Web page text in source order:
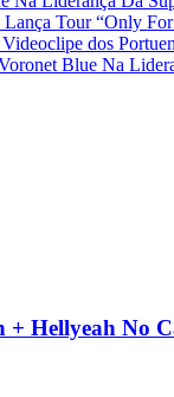
Tour “Only
dos
Blue Na
Hellyeah No